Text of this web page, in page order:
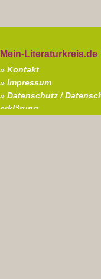
Kontakt
Impressum
Datenschutz /
erklärung